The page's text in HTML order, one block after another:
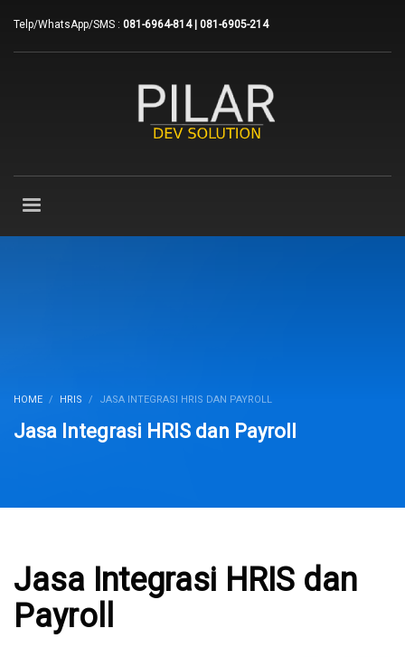
Telp/WhatsApp/SMS : 081-6964-814 | 081-6905-214
HOME HRIS JASA INTEGRASI HRIS DAN PAYROLL
Jasa Integrasi HRIS dan Payroll
Jasa Integrasi HRIS dan
Payroll